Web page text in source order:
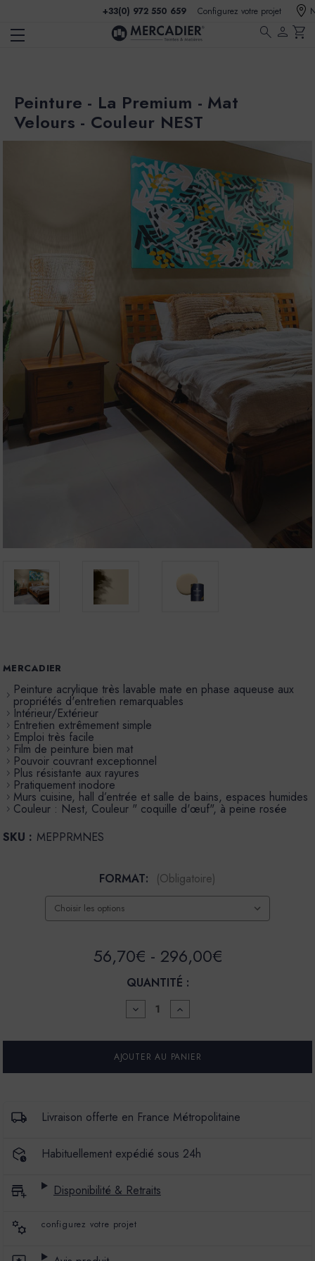
+33(0) 972 550 659 Configurez votre projet
search person shopping_cart
Peinture - La Premium - Mat
Velours - Couleur NEST
MERCADIER
Peinture acrylique très lavable mate en phase aqueuse aux
propriétés d'entretien remarquables
Intérieur/Extérieur
Entretien extrêmement simple
Emploi très facile
Film de peinture bien mat
Pouvoir couvrant exceptionnel
Plus résistante aux rayures
Pratiquement inodore
Murs cuisine, hall d’entrée et salle de bains, espaces humides
Couleur : Nest, Couleur " coquille d'œuf", à peine rosée
SKU : MEPPRMNES
FORMAT: (Obligatoire)
56,70€ - 296,00€
QUANTITÉ :
DIMINUER
LA
POUR
PEINTURE
LA
MAT
VELOURS
NEST
AUGMENTER
LA
POUR
PEINTURE
LA
MAT
VELOURS
NEST
Livraison offerte en France Métropolitaine
Habituellement expédié sous 24h
Disponibilité & Retraits
configurez votre projet